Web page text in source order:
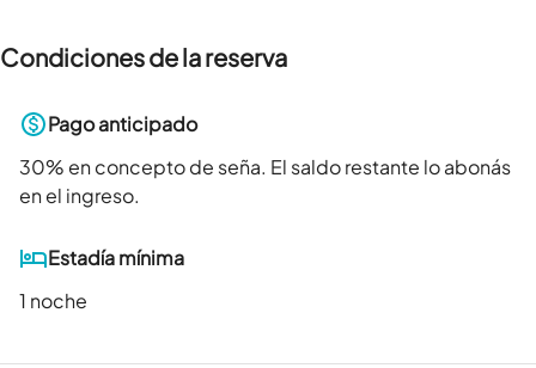
Condiciones de la reserva
Pago anticipado
30% en concepto de seña. El saldo restante lo abonás
en el ingreso.
Estadía mínima
1 noche